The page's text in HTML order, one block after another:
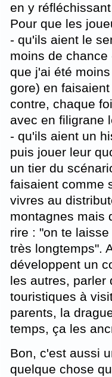
en y
Pour que les
- qu'ils aient le
moins de
que j'ai été
gore) en
contre, chaque
avec en filigrane
- qu'ils aient un
puis jouer leur
un tier du
faisaient comme
vivres au
montagnes mais
rire : "on te
très longtemps".
développent un
les autres, parler
touristiques à
parents, la
temps, ça les
Bon, c'est aussi
quelque chose